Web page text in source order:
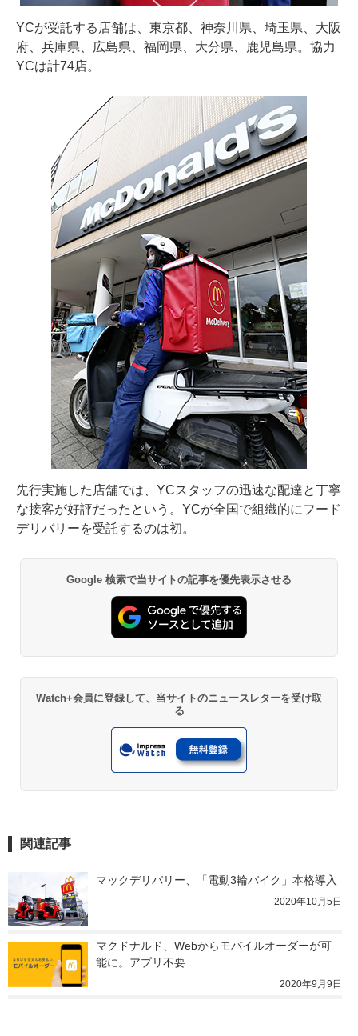
YCが受託する店舗は、東京都、神奈川県、埼玉県、大阪
府、兵庫県、広島県、福岡県、大分県、鹿児島県。協力
YCは計74店。
先行実施した店舗では、YCスタッフの迅速な配達と丁寧
な接客が好評だったという。YCが全国で組織的にフード
デリバリーを受託するのは初。
Google 検索で当サイトの記事を優先表示させる
Watch+会員に登録して、当サイトのニュースレターを受け取
る
関連記事
マックデリバリー、「電動3輪バイク」本格導入
2020年10月5日
マクドナルド、Webからモバイルオーダーが可
能に。アプリ不要
2020年9月9日